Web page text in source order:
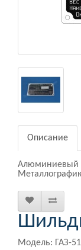
Описание
Алюминиевый
Модель: ГАЗ-51